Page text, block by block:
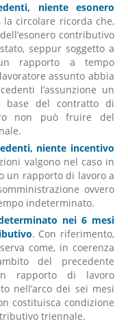
niente esonero
la circolare ricorda che,
contributivo
seppur soggetto a
rapporto a tempo
assunto abbia
l’assunzione un
base del contratto di
non può fruire del
niente incentivo
valgono nel caso in
un rapporto di lavoro a
ovvero
indeterminato.
nei 6 mesi
. Con riferimento,
come, in coerenza
del precedente
rapporto di lavoro
nell’arco dei sei mesi
costituisca condizione
triennale.